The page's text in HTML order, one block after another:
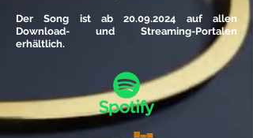
Der Song ist ab20.09.2024 auf allen
Download- und Streaming-Portalen
erhältlich.